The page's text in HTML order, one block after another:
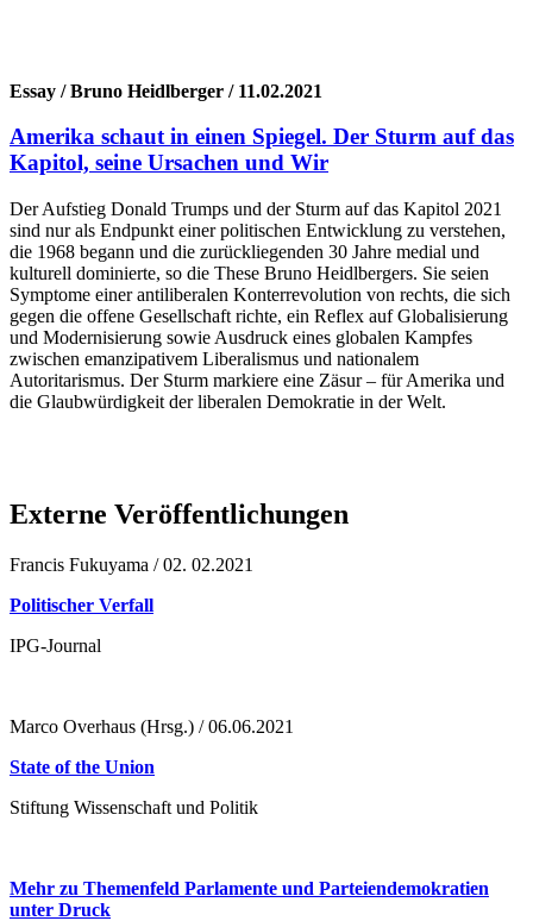
Essay / Bruno Heidlberger / 11.02.2021
Amerika schaut in einen Spiegel. Der Sturm auf das
Kapitol, seine Ursachen und Wir
Der Aufstieg Donald Trumps und der Sturm auf das Kapitol 2021
sind nur als Endpunkt einer politischen Entwicklung zu verstehen,
die 1968 begann und die zurückliegenden 30 Jahre medial und
kulturell dominierte, so die These Bruno Heidlbergers. Sie seien
Symptome einer antiliberalen Konterrevolution von rechts, die sich
gegen die offene Gesellschaft richte, ein Reflex auf Globalisierung
und Modernisierung sowie Ausdruck eines globalen Kampfes
zwischen emanzipativem Liberalismus und nationalem
Autoritarismus. Der Sturm markiere eine Zäsur – für Amerika und
die Glaubwürdigkeit der liberalen Demokratie in der Welt.
Externe Veröffentlichungen
Francis Fukuyama / 02. 02.2021
Politischer Verfall
IPG-Journal
Marco Overhaus (Hrsg.) / 06.06.2021
State of the Union
Stiftung Wissenschaft und Politik
Mehr zu Themenfeld Parlamente und Parteiendemokratien
unter Druck